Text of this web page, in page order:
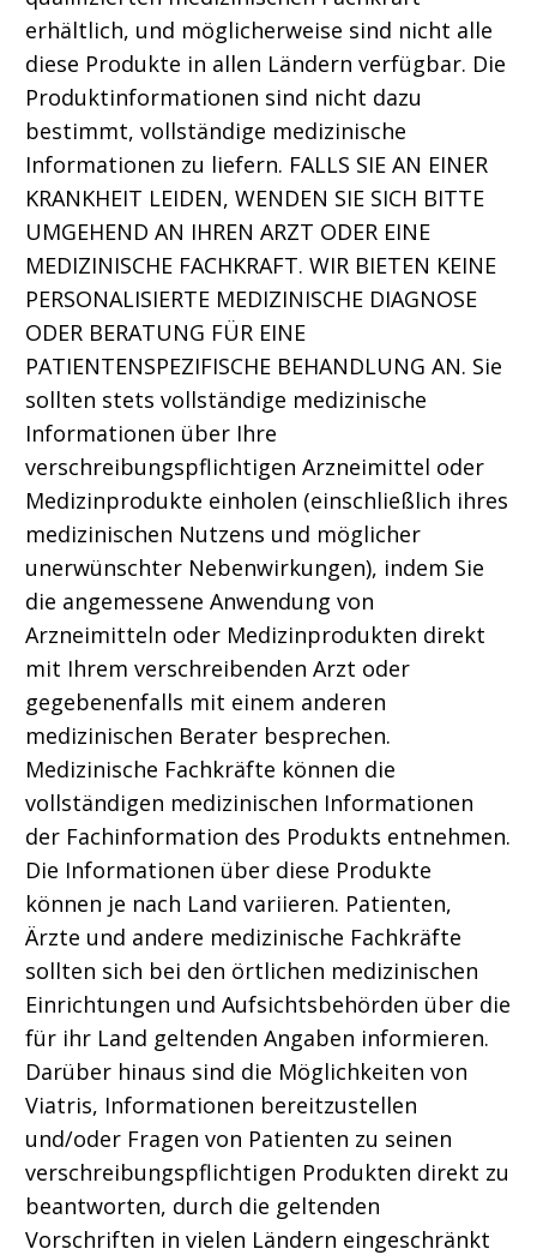
erhältlich, und möglicherweise sind nicht alle
diese Produkte in allen Ländern verfügbar. Die
Produktinformationen sind nicht dazu
bestimmt, vollständige medizinische
Informationen zu liefern. FALLS SIE AN EINER
KRANKHEIT LEIDEN, WENDEN SIE SICH BITTE
UMGEHEND AN IHREN ARZT ODER EINE
MEDIZINISCHE FACHKRAFT. WIR BIETEN KEINE
PERSONALISIERTE MEDIZINISCHE DIAGNOSE
ODER BERATUNG FÜR EINE
PATIENTENSPEZIFISCHE BEHANDLUNG AN. Sie
sollten stets vollständige medizinische
Informationen über Ihre
verschreibungspflichtigen Arzneimittel oder
Medizinprodukte einholen (einschließlich ihres
medizinischen Nutzens und möglicher
unerwünschter Nebenwirkungen), indem Sie
die angemessene Anwendung von
Arzneimitteln oder Medizinprodukten direkt
mit Ihrem verschreibenden Arzt oder
gegebenenfalls mit einem anderen
medizinischen Berater besprechen.
Medizinische Fachkräfte können die
vollständigen medizinischen Informationen
der Fachinformation des Produkts entnehmen.
Die Informationen über diese Produkte
können je nach Land variieren. Patienten,
Ärzte und andere medizinische Fachkräfte
sollten sich bei den örtlichen medizinischen
Einrichtungen und Aufsichtsbehörden über die
für ihr Land geltenden Angaben informieren.
Darüber hinaus sind die Möglichkeiten von
Viatris, Informationen bereitzustellen
und/oder Fragen von Patienten zu seinen
verschreibungspflichtigen Produkten direkt zu
beantworten, durch die geltenden
Vorschriften in vielen Ländern eingeschränkt